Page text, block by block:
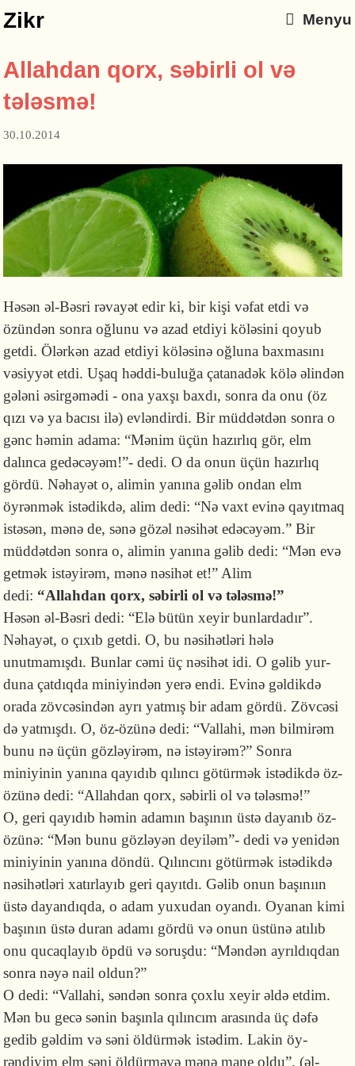
Zikr Menyu
Allahdan qorx, səbirli ol və
tələsmə!
30.10.2014
Həsən əl-Bəsri rəvayət edir ki, bir kişi vəfat etdi və
özündən sonra oğlunu və azad etdiyi köləsini qoyub
getdi. Ölərkən azad etdiyi köləsinə oğluna baxmasını
vəsiyyət etdi. Uşaq həddi-buluğa çatanadək kölə əlindən
gələni əsirgəmədi - ona yaxşı baxdı, sonra da onu (öz
qızı və ya bacısı ilə) evləndirdi. Bir müddətdən sonra o
gənc həmin adama: “Mənim üçün hazırlıq gör, elm
dalınca gedəcəyəm!”- dedi. O da onun üçün hazırlıq
gördü. Nəhayət o, alimin yanına gəlib ondan elm
öyrənmək istədikdə, alim de­di: “Nə vaxt evinə qayıtmaq
istəsən, mənə de, sənə gözəl nəsihət edəcəyəm.” Bir
müddətdən sonra o, alimin yanına gəlib de­di: “Mən evə
getmək istəyirəm, mənə nəsihət et!” Alim
dedi: “Allahdan qorx, səbirli ol və tələsmə!”
Həsən əl-Bəsri dedi: “Elə bütün xeyir bunlardadır”.
Nəhayət, o çıxıb getdi. O, bu nəsihətləri hələ
unutmamışdı. Bunlar cəmi üç nəsihət idi. O gəlib yur­
duna çatdıqda miniyindən yerə endi. Evinə gəldikdə
orada zövcəsindən ayrı yatmış bir adam gördü. Zövcəsi
də yat­mışdı. O, öz-özünə dedi: “Vallahi, mən bilmirəm
bunu nə üçün gözləyirəm, nə istəyirəm?” Sonra
miniyinin yanına qayıdıb qılıncı götürmək istədikdə öz-
özünə dedi: “Allahdan qorx, səbirli ol və tələsmə!”
O, geri qayı­dıb həmin adamın başının üstə dayanıb öz-
özünə: “Mən bunu gözlə­yən deyiləm”- dedi və yenidən
miniyinin yanına döndü. Qılıncını gö­türmək istədikdə
nəsihətləri xatırlayıb geri qayıtdı. Gəlib onun başı­nıın
üstə dayandıqda, o adam yuxudan oyan­dı. Oyanan kimi
başının üstə duran adamı gördü və onun üstünə atılıb
onu qucaqlayıb öpdü və soruşdu: “Məndən ayrıldıqdan
sonra nəyə nail oldun?”
O dedi: “Vallahi, sən­dən sonra çoxlu xeyir əldə etdim.
Mən bu gecə sənin başınla qılıncım arasında üç dəfə
gedib gəldim və səni öldürmək istədim. Lakin öy­
rəndiyim elm səni öldürməyə mənə mane oldu”. (əl-